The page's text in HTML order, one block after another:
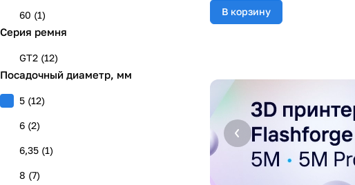
В корзину
60 (1)
Серия ремня
GT2 (12)
Посадочный диаметр, мм
5 (12)
6 (2)
6,35 (1)
8 (7)